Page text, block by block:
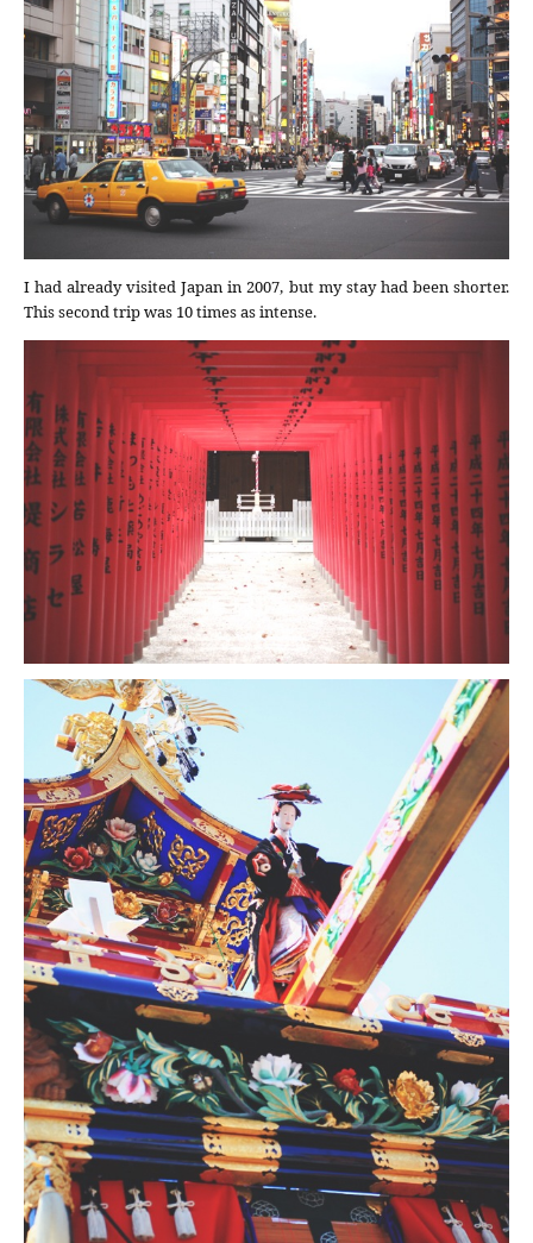
I had already visited Japan in 2007, but my stay had been shorter.
This second trip was 10 times as intense.